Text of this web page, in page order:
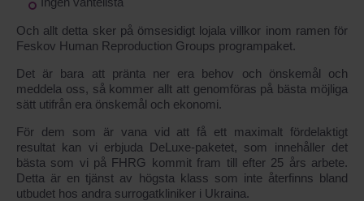
Och allt detta sker på ömsesidigt lojala villkor inom ramen för
Feskov Human Reproduction Groups programpaket.
Det är bara att pränta ner era behov och önskemål och
meddela oss, så kommer allt att genomföras på bästa möjliga
sätt utifrån era önskemål och ekonomi.
För dem som är vana vid att få ett maximalt fördelaktigt
resultat kan vi erbjuda DeLuxe-paketet, som innehåller det
bästa som vi på FHRG kommit fram till efter 25 års arbete.
Detta är en tjänst av högsta klass som inte återfinns bland
utbudet hos andra surrogatkliniker i Ukraina.